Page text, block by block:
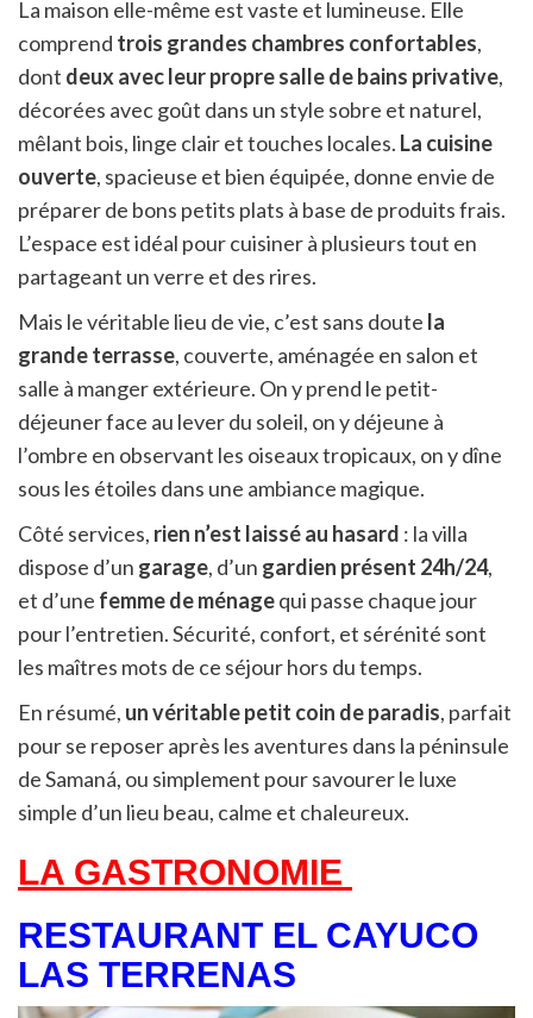
La maison elle-même est vaste et lumineuse. Elle
comprend trois grandes chambres confortables,
dont deux avec leur propre salle de bains privative,
décorées avec goût dans un style sobre et naturel,
mêlant bois, linge clair et touches locales. La cuisine
ouverte, spacieuse et bien équipée, donne envie de
préparer de bons petits plats à base de produits frais.
L’espace est idéal pour cuisiner à plusieurs tout en
partageant un verre et des rires.
Mais le véritable lieu de vie, c’est sans doute la
grande terrasse, couverte, aménagée en salon et
salle à manger extérieure. On y prend le petit-
déjeuner face au lever du soleil, on y déjeune à
l’ombre en observant les oiseaux tropicaux, on y dîne
sous les étoiles dans une ambiance magique.
Côté services, rien n’est laissé au hasard : la villa
dispose d’un garage, d’un gardien présent 24h/24,
et d’une femme de ménagequi passe chaque jour
pour l’entretien. Sécurité, confort, et sérénité sont
les maîtres mots de ce séjour hors du temps.
En résumé, un véritable petit coin de paradis, parfait
pour se reposer après les aventures dans la péninsule
de Samaná, ou simplement pour savourer le luxe
simple d’un lieu beau, calme et chaleureux.
LA GASTRONOMIE
RESTAURANT EL CAYUCO
LAS TERRENAS